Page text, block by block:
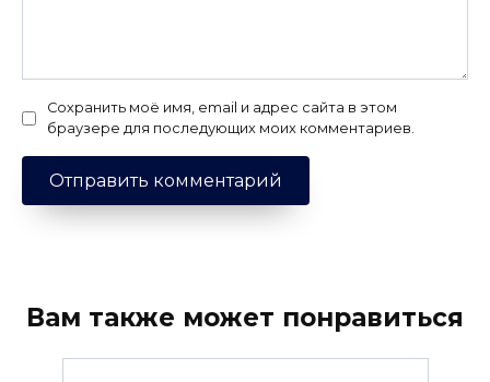
Сохранить моё имя, email и адрес сайта в этом
браузере для последующих моих комментариев.
Вам также может понравиться